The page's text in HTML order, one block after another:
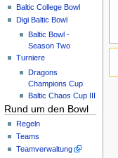
Baltic College Bowl
Digi Baltic Bowl
Baltic Bowl -
Season Two
Turniere
Dragons
Champions Cup
Baltic Chaos Cup III
Rund um den Bowl
Regeln
Teams
Teamverwaltung